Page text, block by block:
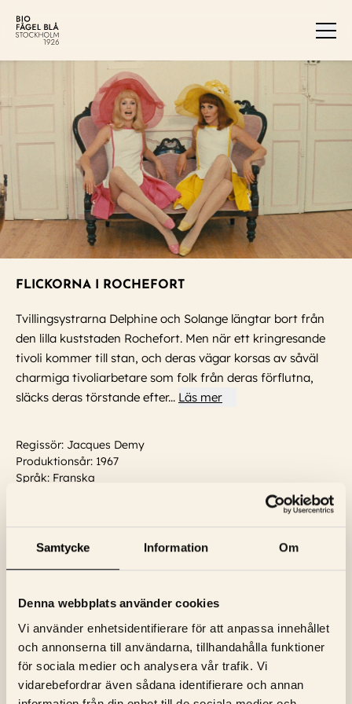
Samtycke Information Om
Denna webbplats använder cookies
Vi använder enhetsidentifierare för att anpassa innehållet
och annonserna till användarna, tillhandahålla funktioner
för sociala medier och analysera vår trafik. Vi
vidarebefordrar även sådana identifierare och annan
FLICKORNA I ROCHEFORT
Tvillingsystrarna Delphine och Solange längtar bort från
den lilla kuststaden Rochefort. Men när ett kringresande
tivoli kommer till stan, och deras vägar korsas av såväl
charmiga tivoliarbetare som folk från deras förflutna,
släcks deras törstande efter... Läs mer
Regissör: Jacques Demy
Produktionsår: 1967
Språk: Franska
Catherine Deneuve, Pierre Caden, Gene Kelly,
Jacques Perrin, George Chakiris, Albin Pahernik, Françoise
Dorléac